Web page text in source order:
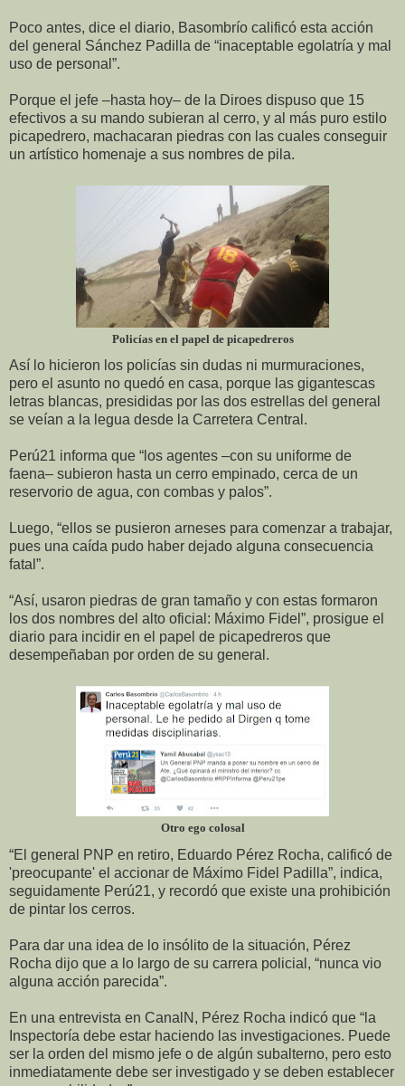
Poco antes, dice el diario, Basombrío calificó esta acción
del general Sánchez Padilla de “inaceptable egolatría y mal
uso de personal”.
Porque el jefe –hasta hoy– de la Diroes dispuso que 15
efectivos a su mando subieran al cerro, y al más puro estilo
picapedrero, machacaran piedras con las cuales conseguir
un artístico homenaje a sus nombres de pila.
Policías en el papel de picapedreros
Así lo hicieron los policías sin dudas ni murmuraciones,
pero el asunto no quedó en casa, porque las gigantescas
letras blancas, presididas por las dos estrellas del general
se veían a la legua desde la Carretera Central.
Perú21 informa que “los agentes –con su uniforme de
faena– subieron hasta un cerro empinado, cerca de un
reservorio de agua, con combas y palos”.
Luego, “ellos se pusieron arneses para comenzar a trabajar,
pues una caída pudo haber dejado alguna consecuencia
fatal”.
“Así, usaron piedras de gran tamaño y con estas formaron
los dos nombres del alto oficial: Máximo Fidel”, prosigue el
diario para incidir en el papel de picapedreros que
desempeñaban por orden de su general.
Otro ego colosal
“El general PNP en retiro, Eduardo Pérez Rocha, calificó de
'preocupante' el accionar de Máximo Fidel Padilla”, indica,
seguidamente Perú21, y recordó que existe una prohibición
de pintar los cerros.
Para dar una idea de lo insólito de la situación, Pérez
Rocha dijo que a lo largo de su carrera policial, “nunca vio
alguna acción parecida”.
En una entrevista en CanalN, Pérez Rocha indicó que “la
Inspectoría debe estar haciendo las investigaciones. Puede
ser la orden del mismo jefe o de algún subalterno, pero esto
inmediatamente debe ser investigado y se deben establecer